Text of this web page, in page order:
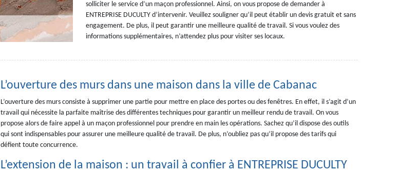
solliciter le service d’un maçon professionnel. Ainsi, on vous propose de demander à
ENTREPRISE DUCULTY d’intervenir. Veuillez souligner qu’il peut établir un devis gratuit et sans
engagement. De plus, il peut garantir une meilleure qualité de travail. Si vous voulez des
informations supplémentaires, n’attendez plus pour visiter ses locaux.
L’ouverture des murs dans une maison dans la ville de Cabanac
L’ouverture des murs consiste à supprimer une partie pour mettre en place des portes ou des fenêtres. En effet, il s’agit d’un
travail qui nécessite la parfaite maîtrise des différentes techniques pour garantir un meilleur rendu de travail. On vous
propose alors de faire appel à un maçon professionnel pour prendre en main les opérations. Sachez qu’il dispose des outils
qui sont indispensables pour assurer une meilleure qualité de travail. De plus, n’oubliez pas qu’il propose des tarifs qui
défient toute concurrence.
L’extension de la maison : un travail à confier à ENTREPRISE DUCULTY